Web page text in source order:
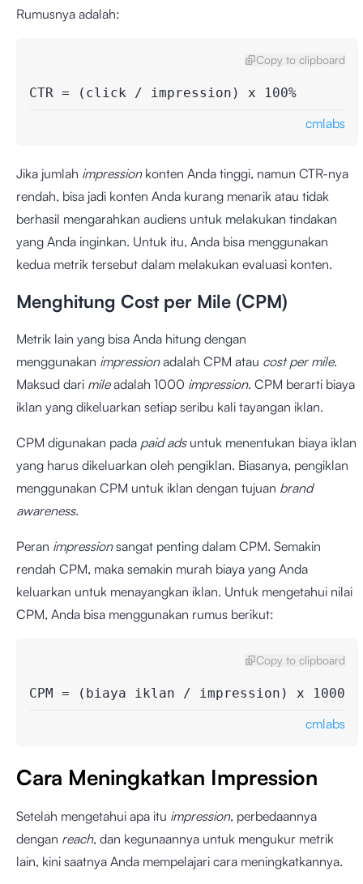
Rumusnya adalah:
Copy to clipboard
CTR = (click / impression) x 100%
cmlabs
Jika jumlah impressionkonten Anda tinggi, namun CTR-nya
rendah, bisa jadi konten Anda kurang menarik atau tidak
berhasil mengarahkan audiens untuk melakukan tindakan
yang Anda inginkan. Untuk itu, Anda bisa menggunakan
kedua metrik tersebut dalam melakukan evaluasi konten.
Menghitung Cost per Mile (CPM)
Metrik lain yang bisa Anda hitung dengan
menggunakan impressionadalah CPM atau cost per mile.
Maksud dari mileadalah 1000 impression. CPM berarti biaya
iklan yang dikeluarkan setiap seribu kali tayangan iklan.
CPM digunakan pada paid adsuntuk menentukan biaya iklan
yang harus dikeluarkan oleh pengiklan. Biasanya, pengiklan
menggunakan CPM untuk iklan dengan tujuan brand
awareness.
Peran impressionsangat penting dalam CPM. Semakin
rendah CPM, maka semakin murah biaya yang Anda
keluarkan untuk menayangkan iklan. Untuk mengetahui nilai
CPM, Anda bisa menggunakan rumus berikut:
Copy to clipboard
CPM = (biaya iklan / impression) x 1000
cmlabs
Cara Meningkatkan Impression
Setelah mengetahui apa itu impression, perbedaannya
dengan reach, dan kegunaannya untuk mengukur metrik
lain, kini saatnya Anda mempelajari cara meningkatkannya.